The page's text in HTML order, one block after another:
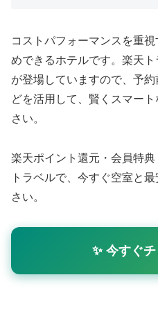
コストパフォーマンスを重
めできるホテルです。楽天
が登場していますので、予
どを活用して、賢くスマー
さい。
楽天ポイント還元・会員特
トラベルで、今すぐ空室と
さい。
✨ 今すぐ